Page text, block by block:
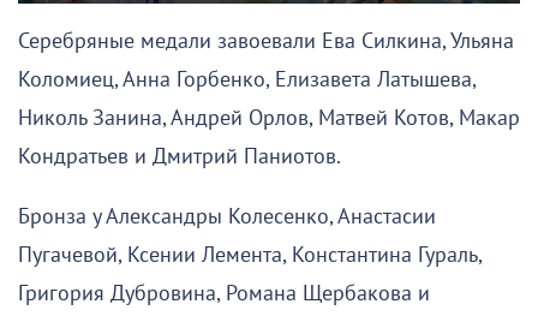
Серебряные медали завоевали Ева Силкина, Ульяна
Коломиец, Анна Горбенко, Елизавета Латышева,
Николь Занина, Андрей Орлов, Матвей Котов, Макар
Кондратьев и Дмитрий Паниотов.
Бронза у Александры Колесенко, Анастасии
Пугачевой, Ксении Лемента, Константина Гураль,
Григория Дубровина, Романа Щербакова и